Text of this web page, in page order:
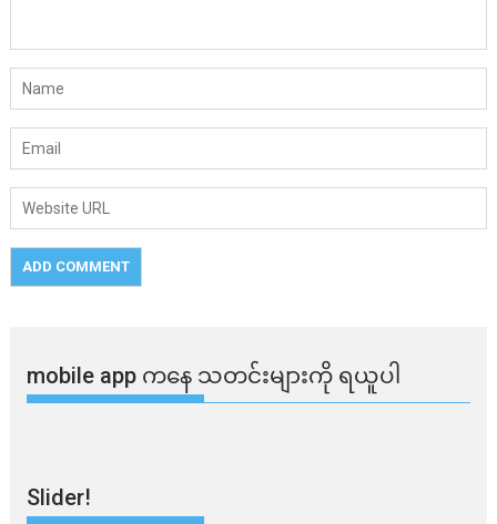
mobile app ​​ကနေ ​​သတင်းများကို ရယူပါ
Slider!